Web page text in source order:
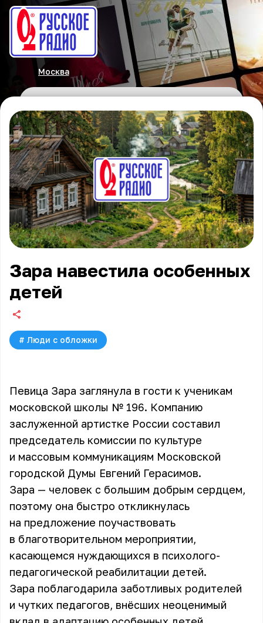
Москва
Зара навестила особенных
детей
# Люди с обложки
Певица Зара заглянула в гости к ученикам
московской школы № 196. Компанию
заслуженной артистке России составил
председатель комиссии по культуре
и массовым коммуникациям Московской
городской Думы Евгений Герасимов.
Зара — человек с большим добрым сердцем,
поэтому она быстро откликнулась
на предложение поучаствовать
в благотворительном мероприятии,
касающемся нуждающихся в психолого-
педагогической реабилитации детей.
Зара поблагодарила заботливых родителей
и чутких педагогов, внёсших неоценимый